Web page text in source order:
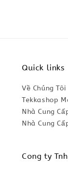
Quick links
Về Chúng Tôi
Tekkashop
Nhà Cung
Nhà Cung
Cong ty